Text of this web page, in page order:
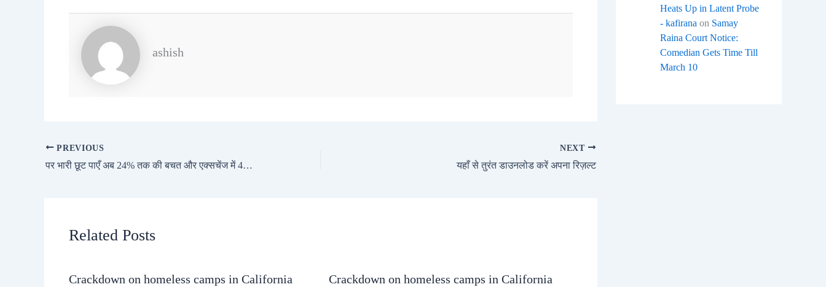
ashish
PREVIOUS
पर भारी छूट पाएँ अब 24% तक की बचत और एक्सचेंज में 49,200 रुपये तक की छूट
NEXT
यहाँ से तुरंत डाउनलोड करें अपना रिज़ल्ट
Related Posts
Crackdown on homeless camps in California Crackdown on homeless camps in California
Heats Up in Latent Probe
- kafirana on Samay
Raina Court Notice:
Comedian Gets Time Till
March 10